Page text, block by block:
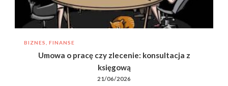
BIZNES, FINANSE
Umowa o pracę czy zlecenie: konsultacja z
księgową
21/06/2026